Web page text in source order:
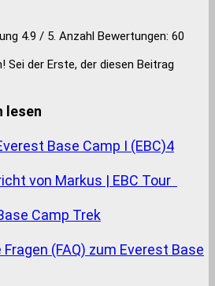
4.9 / 5. Anzahl Bewertungen: 60
Sei der Erste, der diesen Beitrag
lesen
von Markus | EBC Tour
(FAQ) zum Everest Base